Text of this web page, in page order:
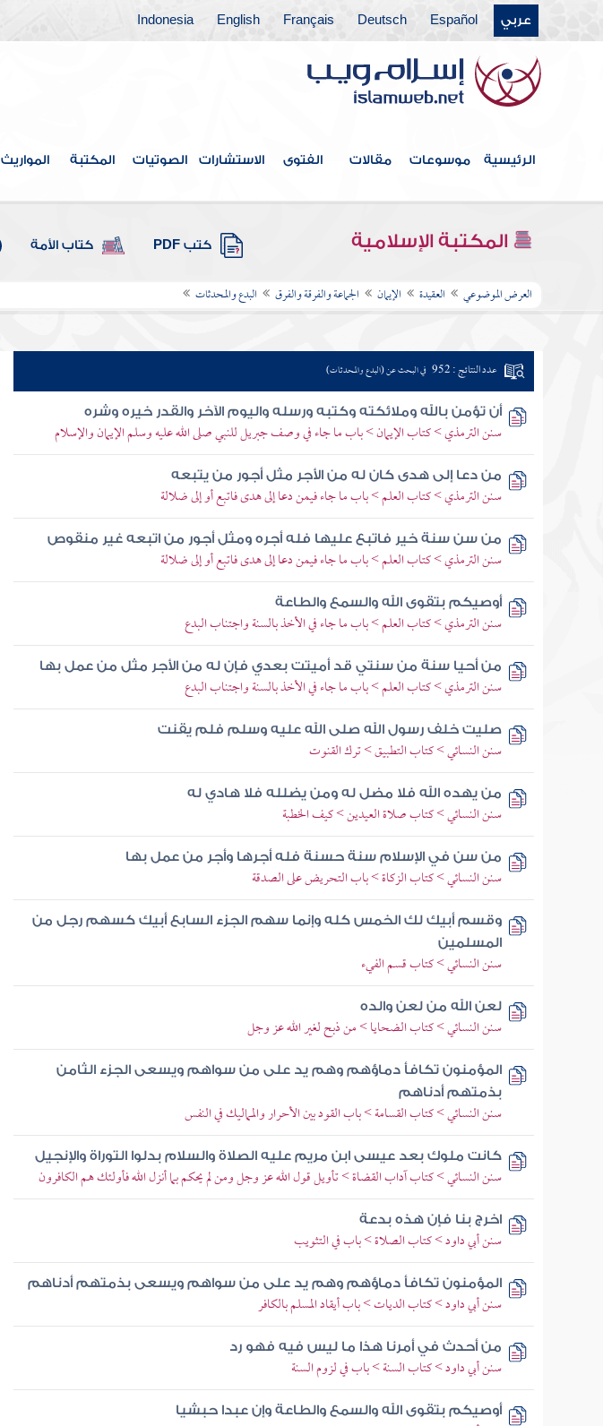
عربي Español
Deutsch
Français
English
Indonesia
الرئيسية موسوعات مقالات الفتوى الاستشارات الصوتيات المكتبة المواريث
المكتبة الإسلامية كتب PDF كتاب الأمة
العرض الموضوعي العقيدة الإيمان الجماعة والفرقة والفرق البدع والمحدثات
عدد النتائج : 952 في البحث عن (البدع والمحدثات)
أن تؤمن بالله وملائكته وكتبه ورسله واليوم الآخر والقدر خيره وشره
سنن الترمذي > كتاب الإيمان > باب ما جاء في وصف جبريل للنبي صلى الله عليه وسلم الإيمان والإسلام
من دعا إلى هدى كان له من الأجر مثل أجور من يتبعه
سنن الترمذي > كتاب العلم > باب ما جاء فيمن دعا إلى هدى فاتبع أو إلى ضلالة
من سن سنة خير فاتبع عليها فله أجره ومثل أجور من اتبعه غير منقوص
سنن الترمذي > كتاب العلم > باب ما جاء فيمن دعا إلى هدى فاتبع أو إلى ضلالة
أوصيكم بتقوى الله والسمع والطاعة
سنن الترمذي > كتاب العلم > باب ما جاء في الأخذ بالسنة واجتناب البدع
من أحيا سنة من سنتي قد أميتت بعدي فإن له من الأجر مثل من عمل بها
سنن الترمذي > كتاب العلم > باب ما جاء في الأخذ بالسنة واجتناب البدع
صليت خلف رسول الله صلى الله عليه وسلم فلم يقنت
سنن النسائي > كتاب التطبيق > ترك القنوت
من يهده الله فلا مضل له ومن يضلله فلا هادي له
سنن النسائي > كتاب صلاة العيدين > كيف الخطبة
من سن في الإسلام سنة حسنة فله أجرها وأجر من عمل بها
سنن النسائي > كتاب الزكاة > باب التحريض على الصدقة
وقسم أبيك لك الخمس كله وإنما سهم الجزء السابع أبيك كسهم رجل من
المسلمين
سنن النسائي > كتاب قسم الفيء
لعن الله من لعن والده
سنن النسائي > كتاب الضحايا > من ذبح لغير الله عز وجل
المؤمنون تكافأ دماؤهم وهم يد على من سواهم ويسعى الجزء الثامن
بذمتهم أدناهم
سنن النسائي > كتاب القسامة > باب القود بين الأحرار والمماليك في النفس
كانت ملوك بعد عيسى ابن مريم عليه الصلاة والسلام بدلوا التوراة والإنجيل
سنن النسائي > كتاب آداب القضاة > تأويل قول الله عز وجل ومن لم يحكم بما أنزل الله فأولئك هم الكافرون
اخرج بنا فإن هذه بدعة
سنن أبي داود > كتاب الصلاة > باب في التثويب
المؤمنون تكافأ دماؤهم وهم يد على من سواهم ويسعى بذمتهم أدناهم
سنن أبي داود > كتاب الديات > باب أيقاد المسلم بالكافر
من أحدث في أمرنا هذا ما ليس فيه فهو رد
سنن أبي داود > كتاب السنة > باب في لزوم السنة
أوصيكم بتقوى الله والسمع والطاعة وإن عبدا حبشيا